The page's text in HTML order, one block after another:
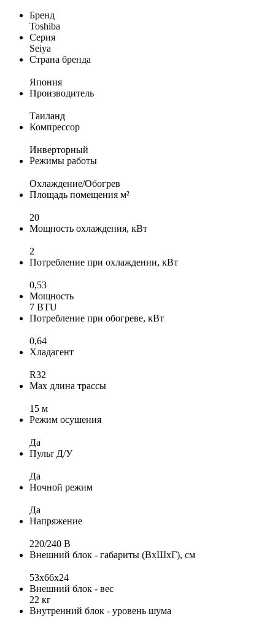
Бренд
Toshiba
Серия
Seiya
Страна бренда
Япония
Производитель
Таиланд
Компрессор
Инверторный
Режимы работы
Охлаждение/Обогрев
Площадь помещения м²
20
Мощность охлаждения, кВт
2
Потребление при охлаждении, кВт
0,53
Мощность
7 BTU
Потребление при обогреве, кВт
0,64
Хладагент
R32
Max длина трассы
15 м
Режим осушения
Да
Пульт Д/У
Да
Ночной режим
Да
Напряжение
220/240 B
Внешний блок - габариты (ВхШхГ), см
53х66x24
Внешний блок - вес
22 кг
Внутренний блок - уровень шума